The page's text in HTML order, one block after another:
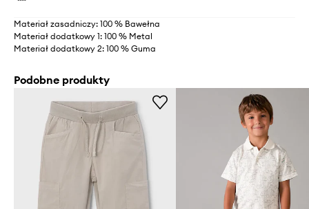
Materiał zasadniczy: 100 % Bawełna
Materiał dodatkowy 1: 100 % Metal
Materiał dodatkowy 2: 100 % Guma
Podobne produkty